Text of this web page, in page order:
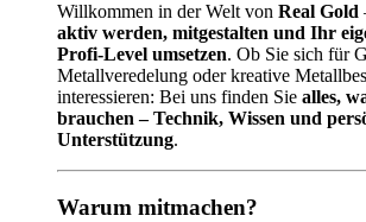
Willkommen in der Welt von Real Gold
aktiv werden, mitgestalten und Ihr
Profi-Level umsetzen. Ob Sie sich für
Metallveredelung oder kreative
interessieren: Bei uns finden Sie alles,
brauchen – Technik, Wissen und
Unterstützung.
Warum mitmachen?